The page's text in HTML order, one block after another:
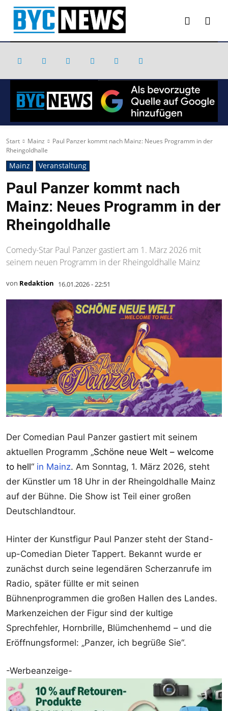
Start Mainz
Paul Panzer kommt nach Mainz: Neues Programm in der
Rheingoldhalle
Mainz Veranstaltung
Paul Panzer kommt nach
Mainz: Neues Programm in der
Rheingoldhalle
Comedy-Star Paul Panzer gastiert am 1. März 2026 mit
seinem neuen Programm in der Rheingoldhalle Mainz
von Redaktion 16.01.2026 - 22:51
Der Comedian Paul Panzer gastiert mit seinem
aktuellen Programm „Schöne neue Welt – welcome
to hell“ in Mainz. Am Sonntag, 1. März 2026, steht
der Künstler um 18 Uhr in der Rheingoldhalle Mainz
auf der Bühne. Die Show ist Teil einer großen
Deutschlandtour.
Hinter der Kunstfigur Paul Panzer steht der Stand-
up-Comedian Dieter Tappert. Bekannt wurde er
zunächst durch seine legendären Scherzanrufe im
Radio, später füllte er mit seinen
Bühnenprogrammen die großen Hallen des Landes.
Markenzeichen der Figur sind der kultige
Sprechfehler, Hornbrille, Blümchenhemd – und die
Eröffnungsformel: „Panzer, ich begrüße Sie“.
-Werbeanzeige-